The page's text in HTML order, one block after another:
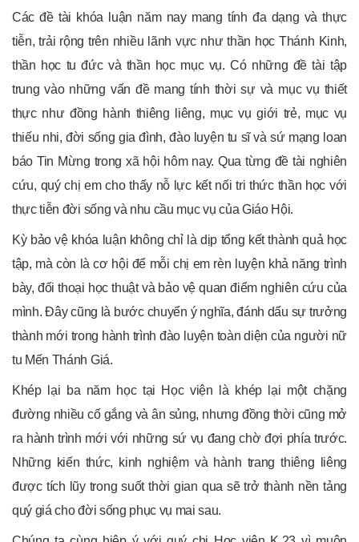
Các đề tài khóa luận năm nay mang tính đa dạng và thực
tiễn, trải rộng trên nhiều lãnh vực như thần học Thánh Kinh,
thần học tu đức và thần học mục vụ. Có những đề tài tập
trung vào những vấn đề mang tính thời sự và mục vụ thiết
thực như đồng hành thiêng liêng, mục vụ giới trẻ, mục vụ
thiếu nhi, đời sống gia đình, đào luyện tu sĩ và sứ mạng loan
báo Tin Mừng trong xã hội hôm nay. Qua từng đề tài nghiên
cứu, quý chị em cho thấy nỗ lực kết nối tri thức thần học với
thực tiễn đời sống và nhu cầu mục vụ của Giáo Hội.
Kỳ bảo vệ khóa luận không chỉ là dịp tổng kết thành quả học
tập, mà còn là cơ hội để mỗi chị em rèn luyện khả năng trình
bày, đối thoại học thuật và bảo vệ quan điểm nghiên cứu của
mình. Đây cũng là bước chuyển ý nghĩa, đánh dấu sự trưởng
thành mới trong hành trình đào luyện toàn diện của người nữ
tu Mến Thánh Giá.
Khép lại ba năm học tại Học viện là khép lại một chặng
đường nhiều cố gắng và ân sủng, nhưng đồng thời cũng mở
ra hành trình mới với những sứ vụ đang chờ đợi phía trước.
Những kiến thức, kinh nghiệm và hành trang thiêng liêng
được tích lũy trong suốt thời gian qua sẽ trở thành nền tảng
quý giá cho đời sống phục vụ mai sau.